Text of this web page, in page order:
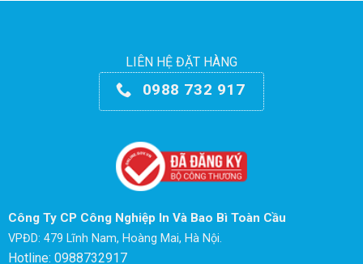
LIÊN HỆ ĐẶT HÀNG
0988 732 917
Công Ty CP Công Nghiệp In Và Bao Bì Toàn Cầu
VPĐD: 479 Lĩnh Nam, Hoàng Mai, Hà Nội.
Hotline: 0988732917